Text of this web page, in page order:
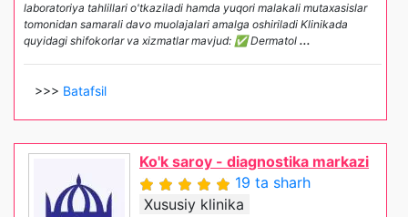
laboratoriya tahlillari o'tkaziladi hamda yuqori malakali mutaxasislar
tomonidan samarali davo muolajalari amalga oshiriladi Klinikada
quyidagi shifokorlar va xizmatlar mavjud: ✅ Dermatol ...
>>> Batafsil
Ko'k saroy - diagnostika markazi
19 ta sharh
Xususiy klinika